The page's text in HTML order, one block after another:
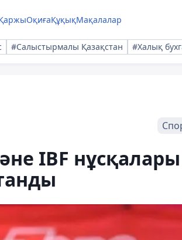
ОқиғаҚұқықМақалалар
#Салыстырмалы Қазақстан #Халық
IBF нұсқалары